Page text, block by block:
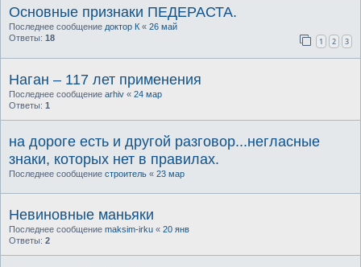
Основные признаки ПЕДЕРАСТА.
Последнее сообщение доктор К « 26 май
Ответы: 18 1 2 3
Наган – 117 лет применения
Последнее сообщение arhiv « 24 мар
Ответы: 1
на дороге есть и другой разговор...негласные
знаки, которых нет в правилах.
Последнее сообщение строитель « 23 мар
Невиновные маньяки
Последнее сообщение maksim-irku « 20 янв
Ответы: 2